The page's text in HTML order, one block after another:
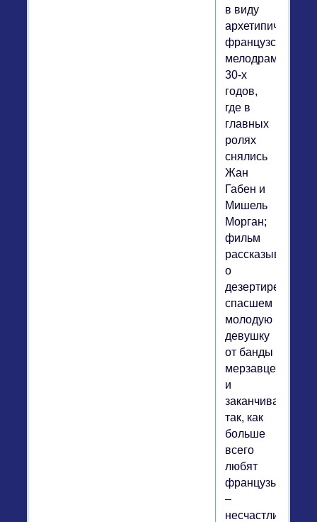
в виду
архетипическая
французская
мелодрама
30-х
годов,
где в
главных
ролях
снялись
Жан
Габен и
Мишель
Морган;
фильм
рассказывает
о
дезертире,
спасшем
молодую
девушку
от банды
мерзавцев,
и
заканчивается
так, как
больше
всего
любят
французы,
–
несчастливо".